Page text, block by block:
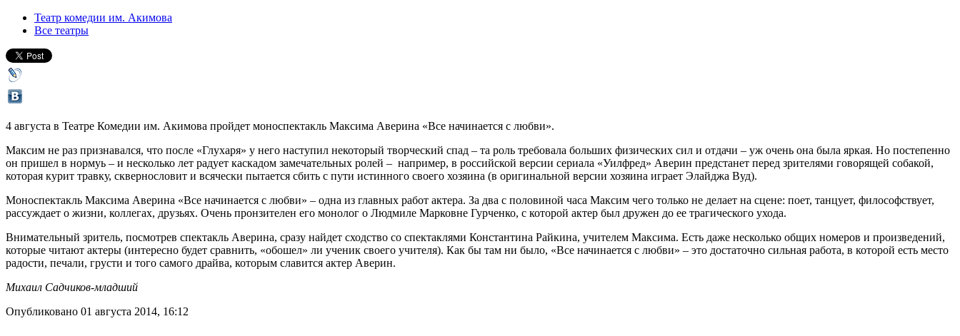
Театр комедии им. Акимова
Все театры
4 августа в Театре Комедии им. Акимова пройдет моноспектакль Максима Аверина «Все начинается с любви».
Максим не раз признавался, что после «Глухаря» у него наступил некоторый творческий спад – та роль требовала больших физических сил и отдачи – уж очень она была яркая. Но постепенно
он пришел в нормуь – и несколько лет радует каскадом замечательных ролей – например, в российской версии сериала «Уилфред» Аверин предстанет перед зрителями говорящей собакой,
которая курит травку, сквернословит и всячески пытается сбить с пути истинного своего хозяина (в оригинальной версии хозяина играет Элайджа Вуд).
Моноспектакль Максима Аверина «Все начинается с любви» – одна из главных работ актера. За два с половиной часа Максим чего только не делает на сцене: поет, танцует, философствует,
рассуждает о жизни, коллегах, друзьях. Очень пронзителен его монолог о Людмиле Марковне Гурченко, с которой актер был дружен до ее трагического ухода.
Внимательный зритель, посмотрев спектакль Аверина, сразу найдет сходство со спектаклями Константина Райкина, учителем Максима. Есть даже несколько общих номеров и произведений,
которые читают актеры (интересно будет сравнить, «обошел» ли ученик своего учителя). Как бы там ни было, «Все начинается с любви» – это достаточно сильная работа, в которой есть место
радости, печали, грусти и того самого драйва, которым славится актер Аверин.
Михаил Садчиков-младший
Опубликовано 01 августа 2014, 16:12